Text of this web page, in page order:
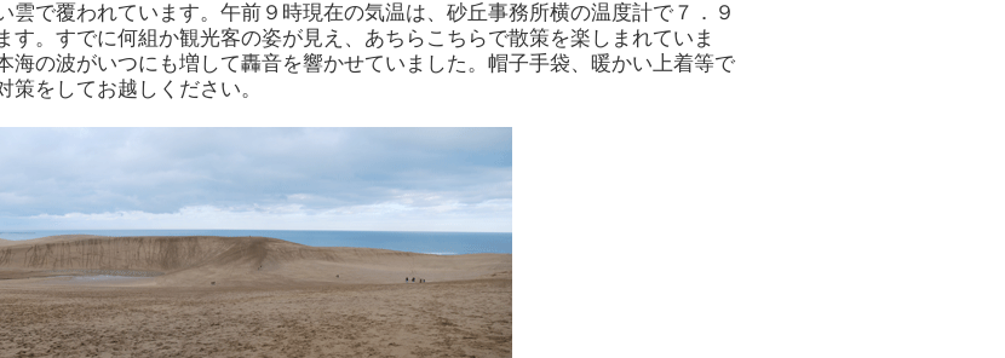
雲で覆われています。午前９時現在の気温は、砂丘事務所横の温度計で７．９
す。すでに何組か観光客の姿が見え、あちらこちらで散策を楽しまれていま
海の波がいつにも増して轟音を響かせていました。帽子手袋、暖かい上着等で
策をしてお越しください。